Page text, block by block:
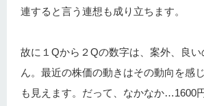
連すると言う連想も成り立ちます。
故に１Qから２Qの数字は、案外、良
ん。最近の株価の動きはその動向を感
も見えます。だって、なかなか…1600